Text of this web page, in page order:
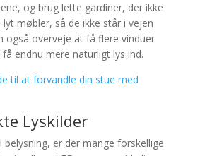
og brug lette gardiner, der ikke
møbler, så de ikke står i vejen
også overveje at få flere vinduer
endnu mere naturligt lys ind.
til at forvandle din stue med
Lyskilder
er der mange forskellige